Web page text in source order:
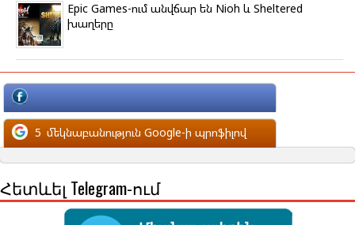
Epic Games-ում անվճար են Nioh և Sheltered
խաղերը
մեկնաբանություն Facebook-ի պրոֆիլով
5 մեկնաբանություն Google-ի պրոֆիլով
Հետևել Telegram-ում